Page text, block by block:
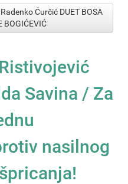
Ćurčić DUET BOSA
BOGIĆEVIĆ
Savina / Za
nasilnog